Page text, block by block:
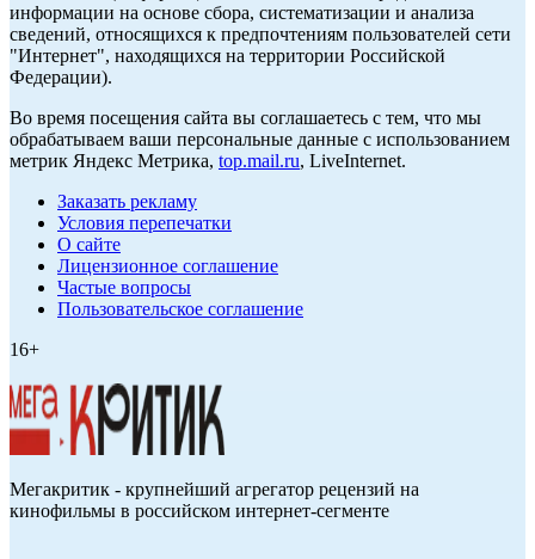
информации на основе сбора, систематизации и анализа
сведений, относящихся к предпочтениям пользователей сети
"Интернет", находящихся на территории Российской
Федерации).
Во время посещения сайта вы соглашаетесь с тем, что мы
обрабатываем ваши персональные данные с использованием
метрик Яндекс Метрика, top.mail.ru, LiveInternet.
Заказать рекламу
Условия перепечатки
О сайте
Лицензионное соглашение
Частые вопросы
Пользовательское соглашение
16+
Мегакритик - крупнейший агрегатор рецензий на
кинофильмы в российском интернет-сегменте